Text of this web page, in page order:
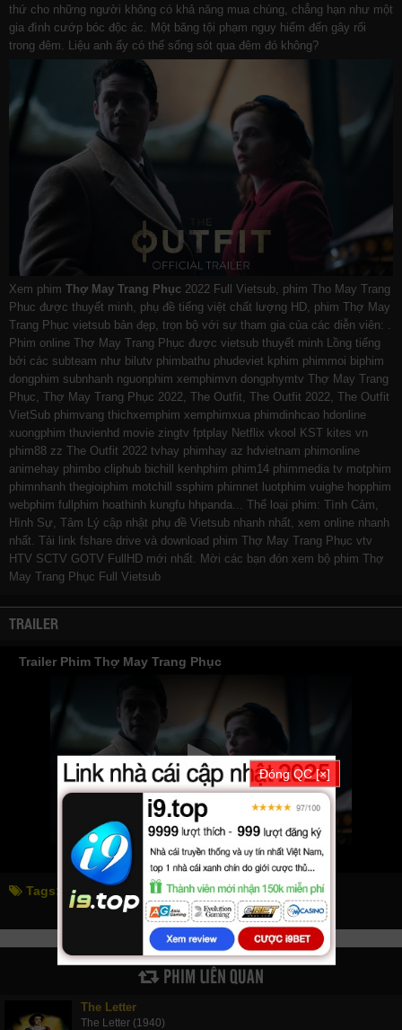
thứ cho những người không có khả năng mua chúng, chẳng hạn như một
gia đình cướp bóc độc ác. Một băng tội phạm nguy hiểm đến gây rối
trong đêm. Liệu anh ấy có thể sống sót qua đêm đó không?
Xem phim Thợ May Trang Phục 2022 Full Vietsub, phim Tho May Trang
Phuc được thuyết minh, phụ đề tiếng việt chất lượng HD, phim Thợ May
Trang Phục vietsub bản đẹp, trọn bộ với sự tham gia của các diễn viên: .
Phim online Thợ May Trang Phục được vietsub thuyết minh Lồng tiếng
bởi các subteam như bilutv phimbathu phudeviet kphim phimmoi biphim
dongphim subnhanh nguonphim xemphimvn dongphymtv Thợ May Trang
Phục, Thợ May Trang Phục 2022, The Outfit, The Outfit 2022, The Outfit
VietSub phimvang thichxemphim xemphimxua phimdinhcao hdonline
xuongphim thuvienhd movie zingtv fptplay Netflix vkool KST kites vn
phim88 zz The Outfit 2022 tvhay phimhay az hdvietnam phimonline
animehay phimbo cliphub bichill kenhphim phim14 phimmedia tv motphim
phimnhanh thegioiphim motchill ssphim phimnet luotphim vuighe hopphim
webphim fullphim hoathinh kungfu hhpanda ... Thể loại phim: Tình Cảm,
Hình Sự, Tâm Lý cập nhật phụ đề Vietsub nhanh nhất, xem online nhanh
nhất. Tải link fshare drive và download phim Thợ May Trang Phục vtv
HTV SCTV GOTV FullHD mới nhất. Mời các bạn đón xem bộ phim Thợ
May Trang Phục Full Vietsub
TRAILER
Trailer Phim Thợ May Trang Phục
Tags: thợ may trang phục the outfit
PHIM LIÊN QUAN
The Letter
The Letter (1940)
Đóng QC [×]